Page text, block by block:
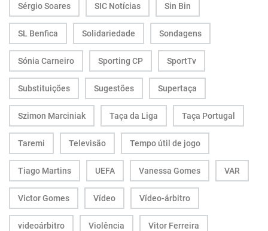
Sérgio Soares SIC Notícias Sin Bin
SL Benfica Solidariedade Sondagens
Sónia Carneiro Sporting CP SportTv
Substituições Sugestões Supertaça
Szimon Marciniak Taça da Liga Taça Portugal
Taremi Televisão Tempo útil de jogo
Tiago Martins UEFA Vanessa Gomes VAR
Victor Gomes Vídeo Vídeo-árbitro
videoárbitro Violência Vitor Ferreira